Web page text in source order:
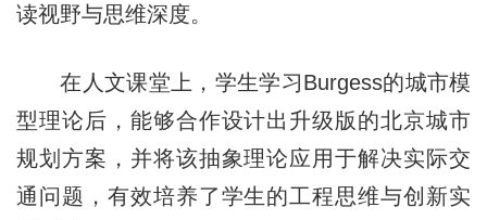
读视野与思维深度。
在人文课堂上，学生学习Burgess的城市模
型理论后，能够合作设计出升级版的北京城市
规划方案，并将该抽象理论应用于解决实际交
通问题，有效培养了学生的工程思维与创新实